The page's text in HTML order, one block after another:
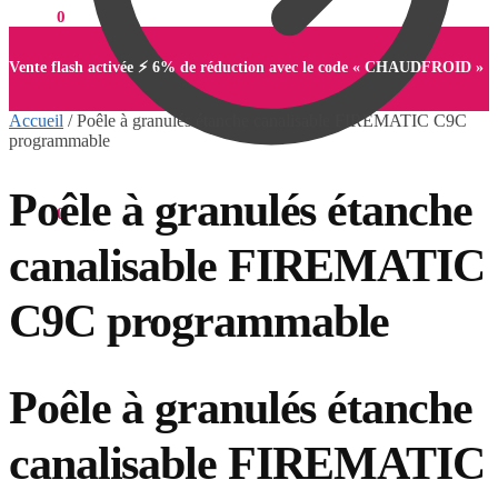
0,00€ 0
0
Vente flash activée ⚡ 6% de réduction avec le code « CHAUDFROID »
Accueil /Poêle à granulés étanche canalisable FIREMATIC C9C
programmable
Poêle à granulés étanche
canalisable FIREMATIC
C9C programmable
Poêle à granulés étanche
canalisable FIREMATIC